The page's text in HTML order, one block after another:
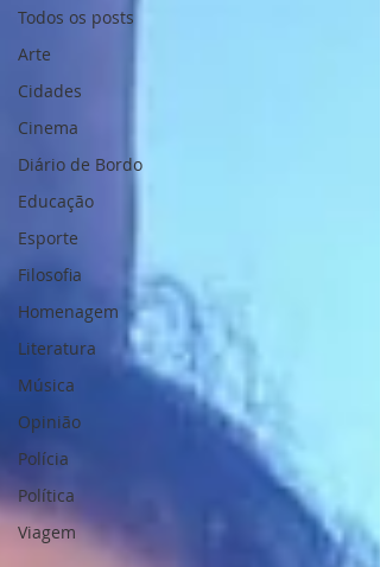
Todos os posts
Arte
Cidades
Cinema
Diário de Bordo
Educação
Esporte
Filosofia
Homenagem
Literatura
Música
Opinião
Polícia
Política
Viagem